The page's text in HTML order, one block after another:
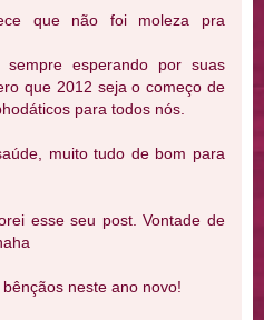
que não foi moleza pra
esperando por suas
que 2012 seja o começo de
para todos nós.
muito tudo de bom para
esse seu post. Vontade de
neste ano novo!